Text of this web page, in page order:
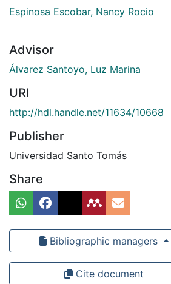
Espinosa Escobar, Nancy Rocio
Advisor
Álvarez Santoyo, Luz Marina
URI
http://hdl.handle.net/11634/10668
Publisher
Universidad Santo Tomás
Share
Bibliographic managers
Cite document